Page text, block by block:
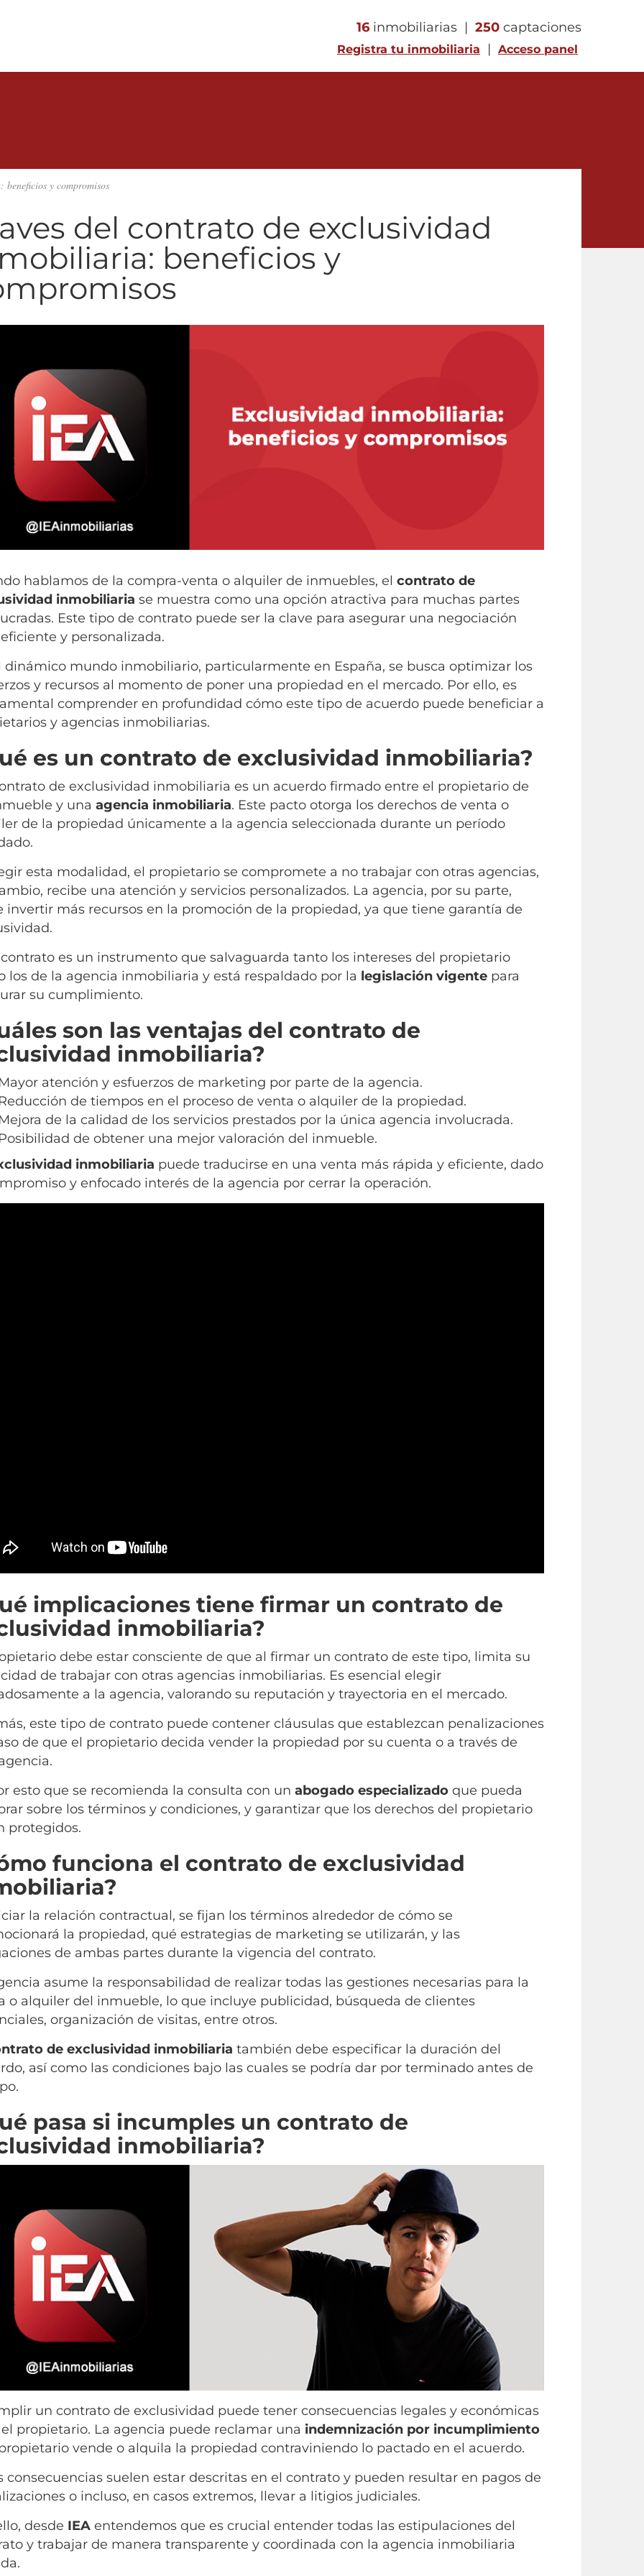
16 inmobiliarias | 250 captaciones
Registra tu inmobiliaria | Acceso panel
y compromisos
del contrato de exclusividad
beneficios y
hablamos de la compra-venta o alquiler de inmuebles, el contrato de
inmobiliaria se muestra como una opción atractiva para muchas partes
Este tipo de contrato puede ser la clave para asegurar una negociación
y personalizada.
dinámico mundo inmobiliario, particularmente en España, se busca optimizar los
y recursos al momento de poner una propiedad en el mercado. Por ello, es
comprender en profundidad cómo este tipo de acuerdo puede beneficiar a
y agencias inmobiliarias.
es un contrato de exclusividad inmobiliaria?
de exclusividad inmobiliaria es un acuerdo firmado entre el propietario de
y una agencia inmobiliaria. Este pacto otorga los derechos de venta o
de la propiedad únicamente a la agencia seleccionada durante un período
esta modalidad, el propietario se compromete a no trabajar con otras agencias,
recibe una atención y servicios personalizados. La agencia, por su parte,
invertir más recursos en la promoción de la propiedad, ya que tiene garantía de
es un instrumento que salvaguarda tanto los intereses del propietario
los de la agencia inmobiliaria y está respaldado por la legislación vigentepara
su cumplimiento.
son las ventajas del contrato de
inmobiliaria?
atención y esfuerzos de marketing por parte de la agencia.
de tiempos en el proceso de venta o alquiler de la propiedad.
de la calidad de los servicios prestados por la única agencia involucrada.
de obtener una mejor valoración del inmueble.
inmobiliaria puede traducirse en una venta más rápida y eficiente, dado
y enfocado interés de la agencia por cerrar la operación.
implicaciones tiene firmar un contrato de
inmobiliaria?
debe estar consciente de que al firmar un contrato de este tipo, limita su
de trabajar con otras agencias inmobiliarias. Es esencial elegir
a la agencia, valorando su reputación y trayectoria en el mercado.
este tipo de contrato puede contener cláusulas que establezcan penalizaciones
de que el propietario decida vender la propiedad por su cuenta o a través de
esto que se recomienda la consulta con un abogado especializadoque pueda
sobre los términos y condiciones, y garantizar que los derechos del propietario
protegidos.
funciona el contrato de exclusividad
la relación contractual, se fijan los términos alrededor de cómo se
la propiedad, qué estrategias de marketing se utilizarán, y las
de ambas partes durante la vigencia del contrato.
asume la responsabilidad de realizar todas las gestiones necesarias para la
o alquiler del inmueble, lo que incluye publicidad, búsqueda de clientes
organización de visitas, entre otros.
de exclusividad inmobiliaria también debe especificar la duración del
así como las condiciones bajo las cuales se podría dar por terminado antes de
pasa si incumples un contrato de
inmobiliaria?
un contrato de exclusividad puede tener consecuencias legales y económicas
propietario. La agencia puede reclamar una indemnización por incumplimiento
vende o alquila la propiedad contraviniendo lo pactado en el acuerdo.
consecuencias suelen estar descritas en el contrato y pueden resultar en pagos de
o incluso, en casos extremos, llevar a litigios judiciales.
desde IEAentendemos que es crucial entender todas las estipulaciones del
y trabajar de manera transparente y coordinada con la agencia inmobiliaria